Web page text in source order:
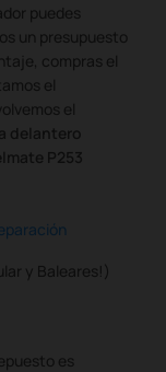
puedes
un presupuesto
compras el
el
el
delantero
P253
y Baleares!)
es